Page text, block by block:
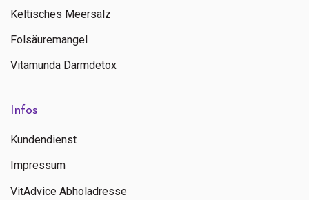
Keltisches Meersalz
Folsäuremangel
Vitamunda Darmdetox
Infos
Kundendienst
Impressum
VitAdvice Abholadresse